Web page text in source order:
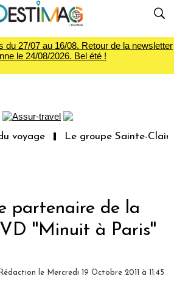
du 27/07 au 16/08. Retour de la newsletter
le 24/08/2026. Bel été !
Le groupe Sainte-Claire
partenaire de la
''Minuit à Paris''
le Mercredi 19 Octobre 2011 à 11:45